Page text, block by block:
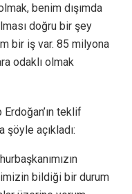
benim dışımda
doğru bir şey
bir iş var. 85 milyona
odaklı olmak
teklif
şöyle açıkladı:
bildiği bir durum